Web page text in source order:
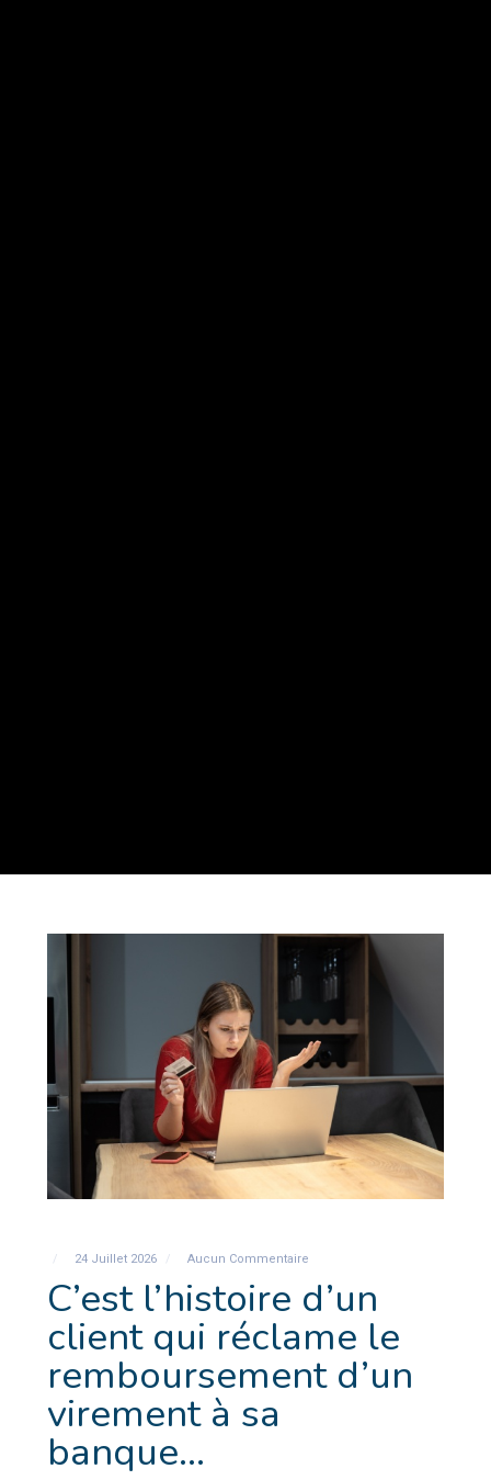
24 Juillet 2026 Aucun Commentaire
C’est l’histoire d’un
client qui réclame le
remboursement d’un
virement à sa
banque…